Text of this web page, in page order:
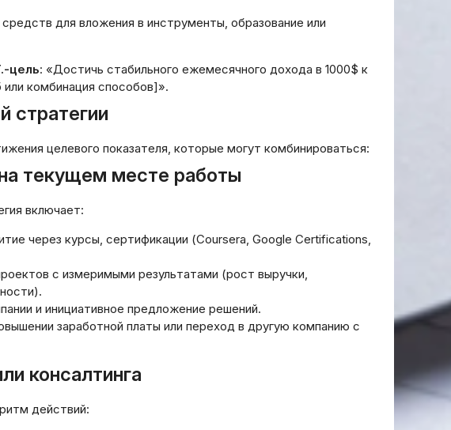
для вложения в инструменты, образование или
цель: «Достичь стабильного ежемесячного дохода в 1000$ к
комбинация способов]».
стратегии
целевого показателя, которые могут комбинироваться:
текущем месте работы
включает:
через курсы, сертификации (Coursera, Google Certifications,
с измеримыми результатами (рост выручки,
и инициативное предложение решений.
заработной платы или переход в другую компанию с
консалтинга
действий:
заголовок